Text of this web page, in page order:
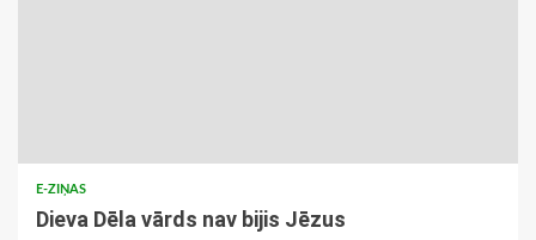
E-ZIŅAS
Dieva Dēla vārds nav bijis Jēzus